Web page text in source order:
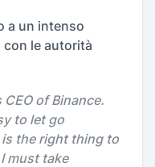
a un intenso
con le autorità
of Binance.
to let go
the right thing to
must take